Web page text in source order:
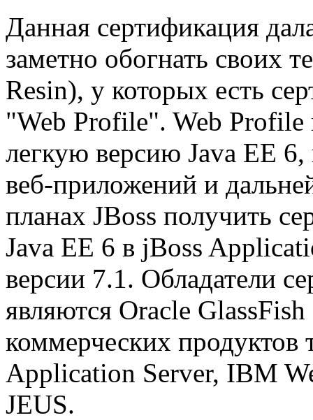
Данная сертификация
заметно обогнать своих
Resin), у которых есть
"Web Profile". Web Profile
легкую версию Java EE 6,
веб-приложений и
планах JBoss получить
Java EE 6 в jBoss
версии 7.1. Обладатели
являются Oracle
коммерческих продуктов
Application Server, IBM
JEUS.